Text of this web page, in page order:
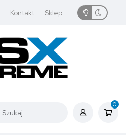
Kontakt Sklep
0